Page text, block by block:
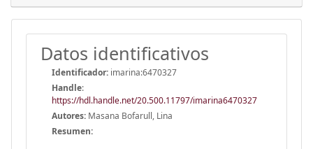
Datos identificativos
Identificador: imarina:6470327
Handle:
https://hdl.handle.net/20.500.11797/imarina6470327
Autores: Masana Bofarull, Lina
Resumen: